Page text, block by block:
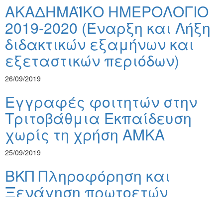
ΑΚΑΔΗΜΑΪΚΟ ΗΜΕΡΟΛΟΓΙΟ
2019-2020 (Έναρξη και Λήξη
διδακτικών εξαμήνων και
εξεταστικών περιόδων)
26/09/2019
Εγγραφές φοιτητών στην
Τριτοβάθμια Εκπαίδευση
χωρίς τη χρήση ΑΜΚΑ
25/09/2019
ΒΚΠ Πληροφόρηση και
Ξενάγηση πρωτοετών